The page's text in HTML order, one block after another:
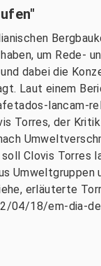
um Rede-
dabei die
Laut einem
lancam-
Torres, der
Clovis Torres
Umweltgruppen
erläuterte
04/18/em-dia-